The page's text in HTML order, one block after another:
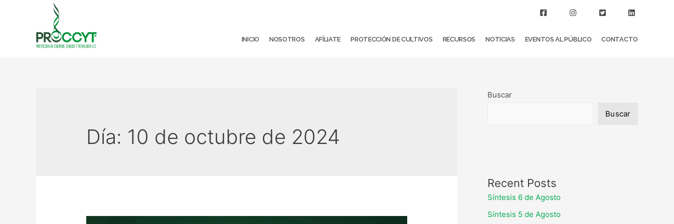
INICIO NOSOTROS AFÍLIATE PROTECCIÓN DE CULTIVOS RECURSOS NOTICIAS EVENTOS AL PÚBLICO CONTACTO
Día: 10 de octubre de 2024
Buscar
Buscar
Recent Posts
Síntesis 6 de Agosto
Síntesis 5 de Agosto